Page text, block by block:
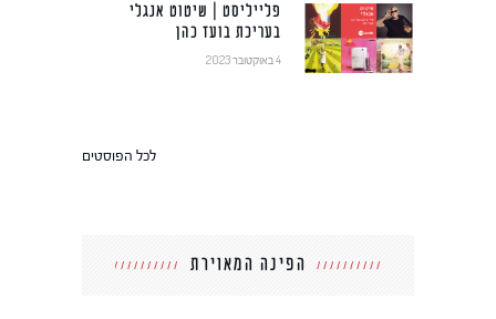
פלייליסט | שיטוט אנגלי
בעריכת בועז כהן
4 באוקטובר 2023
לכל הפוסטים
הפינה המאוירת